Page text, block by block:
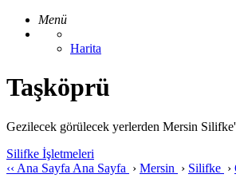
Menü
Harita
Taşköprü
Gezilecek görülecek yerlerden Mersin
Silifke İşletmeleri
‹‹ Ana Sayfa Ana Sayfa › Mersin › Silifke ›